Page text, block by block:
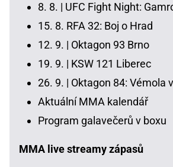
8. 8. | UFC Fight Night:
15. 8. RFA 32: Boj o Hrad
12. 9. | Oktagon 93 Brno
19. 9. | KSW 121 Liberec
26. 9. | Oktagon 84: Vémola
Aktuální MMA kalendář
Program galavečerů v boxu
MMA live streamy zápasů